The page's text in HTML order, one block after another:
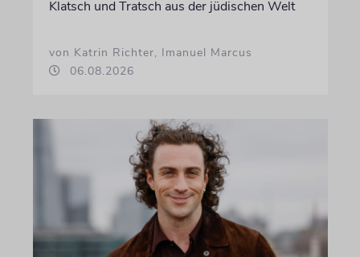
Klatsch und Tratsch aus der jüdischen Welt
von Katrin Richter, Imanuel Marcus
06.08.2026